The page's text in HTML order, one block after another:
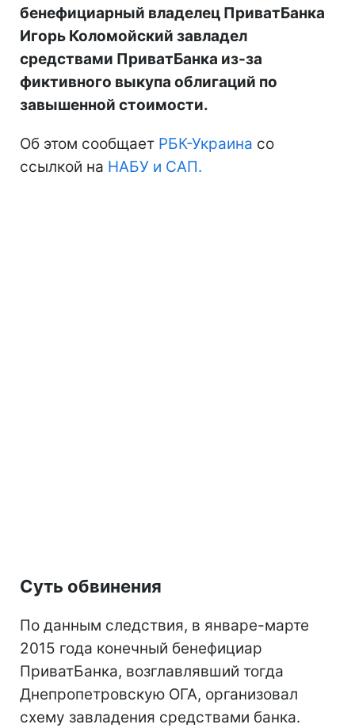
бенефициарный владелец ПриватБанка
Игорь Коломойский завладел
средствами ПриватБанка из-за
фиктивного выкупа облигаций по
завышенной стоимости.
Об этом сообщает РБК-Украина со
ссылкой на НАБУ и САП.
Суть обвинения
По данным следствия, в январе-марте
2015 года конечный бенефициар
ПриватБанка, возглавлявший тогда
Днепропетровскую ОГА, организовал
схему завладения средствами банка.